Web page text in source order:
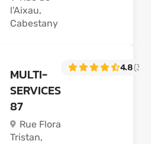
l'Aixau,
Cabestany
MULTI-
SERVICES
87
Rue Flora
Tristan,
4.8(38)